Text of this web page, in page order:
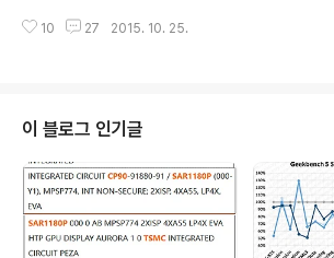
B (명령어/데이터) L2 캐시 3MB L3..
제입니다. 뭘해도 결국 결과론적인 해석 밖에 할 수 없고,
드문 파운드리 이원화 사례라서 그냥 넘어가기도 그렇고
요. - A9 제조사 판별앱 현재 결과. (링크 : http://demo.
hiraku.tw/CPUIdentifier/) 현재 결과는 약 26만건이며
제조사 비율은 삼성 : TSMC = 7 : 3 을 향해 가고 있습니
다. 이렇게되면 이전 포스..
10 27 2015. 10. 25.
이 블로그 인기글